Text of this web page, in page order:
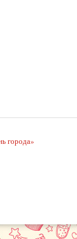
города»